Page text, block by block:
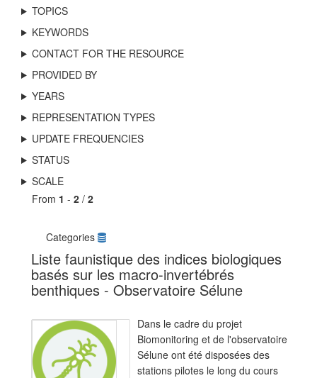
TOPICS
KEYWORDS
CONTACT FOR THE RESOURCE
PROVIDED BY
YEARS
REPRESENTATION TYPES
UPDATE FREQUENCIES
STATUS
SCALE
From 1 - 2 / 2
Categories
Liste faunistique des indices biologiques
basés sur les macro-invertébrés
benthiques - Observatoire Sélune
Dans le cadre du projet
Biomonitoring et de l'observatoire
Sélune ont été disposées des
stations pilotes le long du cours